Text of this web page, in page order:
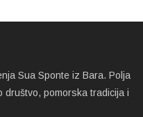
Sua Sponte iz Bara. Polja
društvo, pomorska tradicija i